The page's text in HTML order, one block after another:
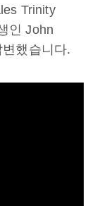
Trinity
인 John
했습니다.